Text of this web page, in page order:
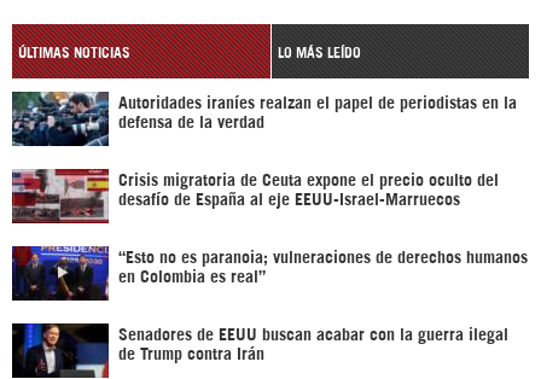
ÚLTIMAS NOTICIAS LO MÁS LEÍDO
Autoridades iraníes realzan el papel de periodistas en la
defensa de la verdad
Crisis migratoria de Ceuta expone el precio oculto del
desafío de España al eje EEUU-Israel-Marruecos
“Esto no es paranoia; vulneraciones de derechos humanos
en Colombia es real”
Senadores de EEUU buscan acabar con la guerra ilegal
de Trump contra Irán